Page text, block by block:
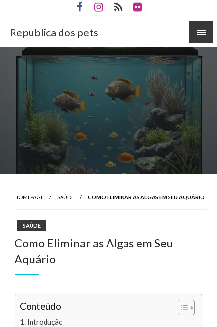
to
contentRepublica dos pets
HOMEPAGE SAÚDE COMO ELIMINAR AS ALGAS EM SEU AQUÁRIO
SAÚDE
Como Eliminar as Algas em Seu
Aquário
Conteúdo
Introdução